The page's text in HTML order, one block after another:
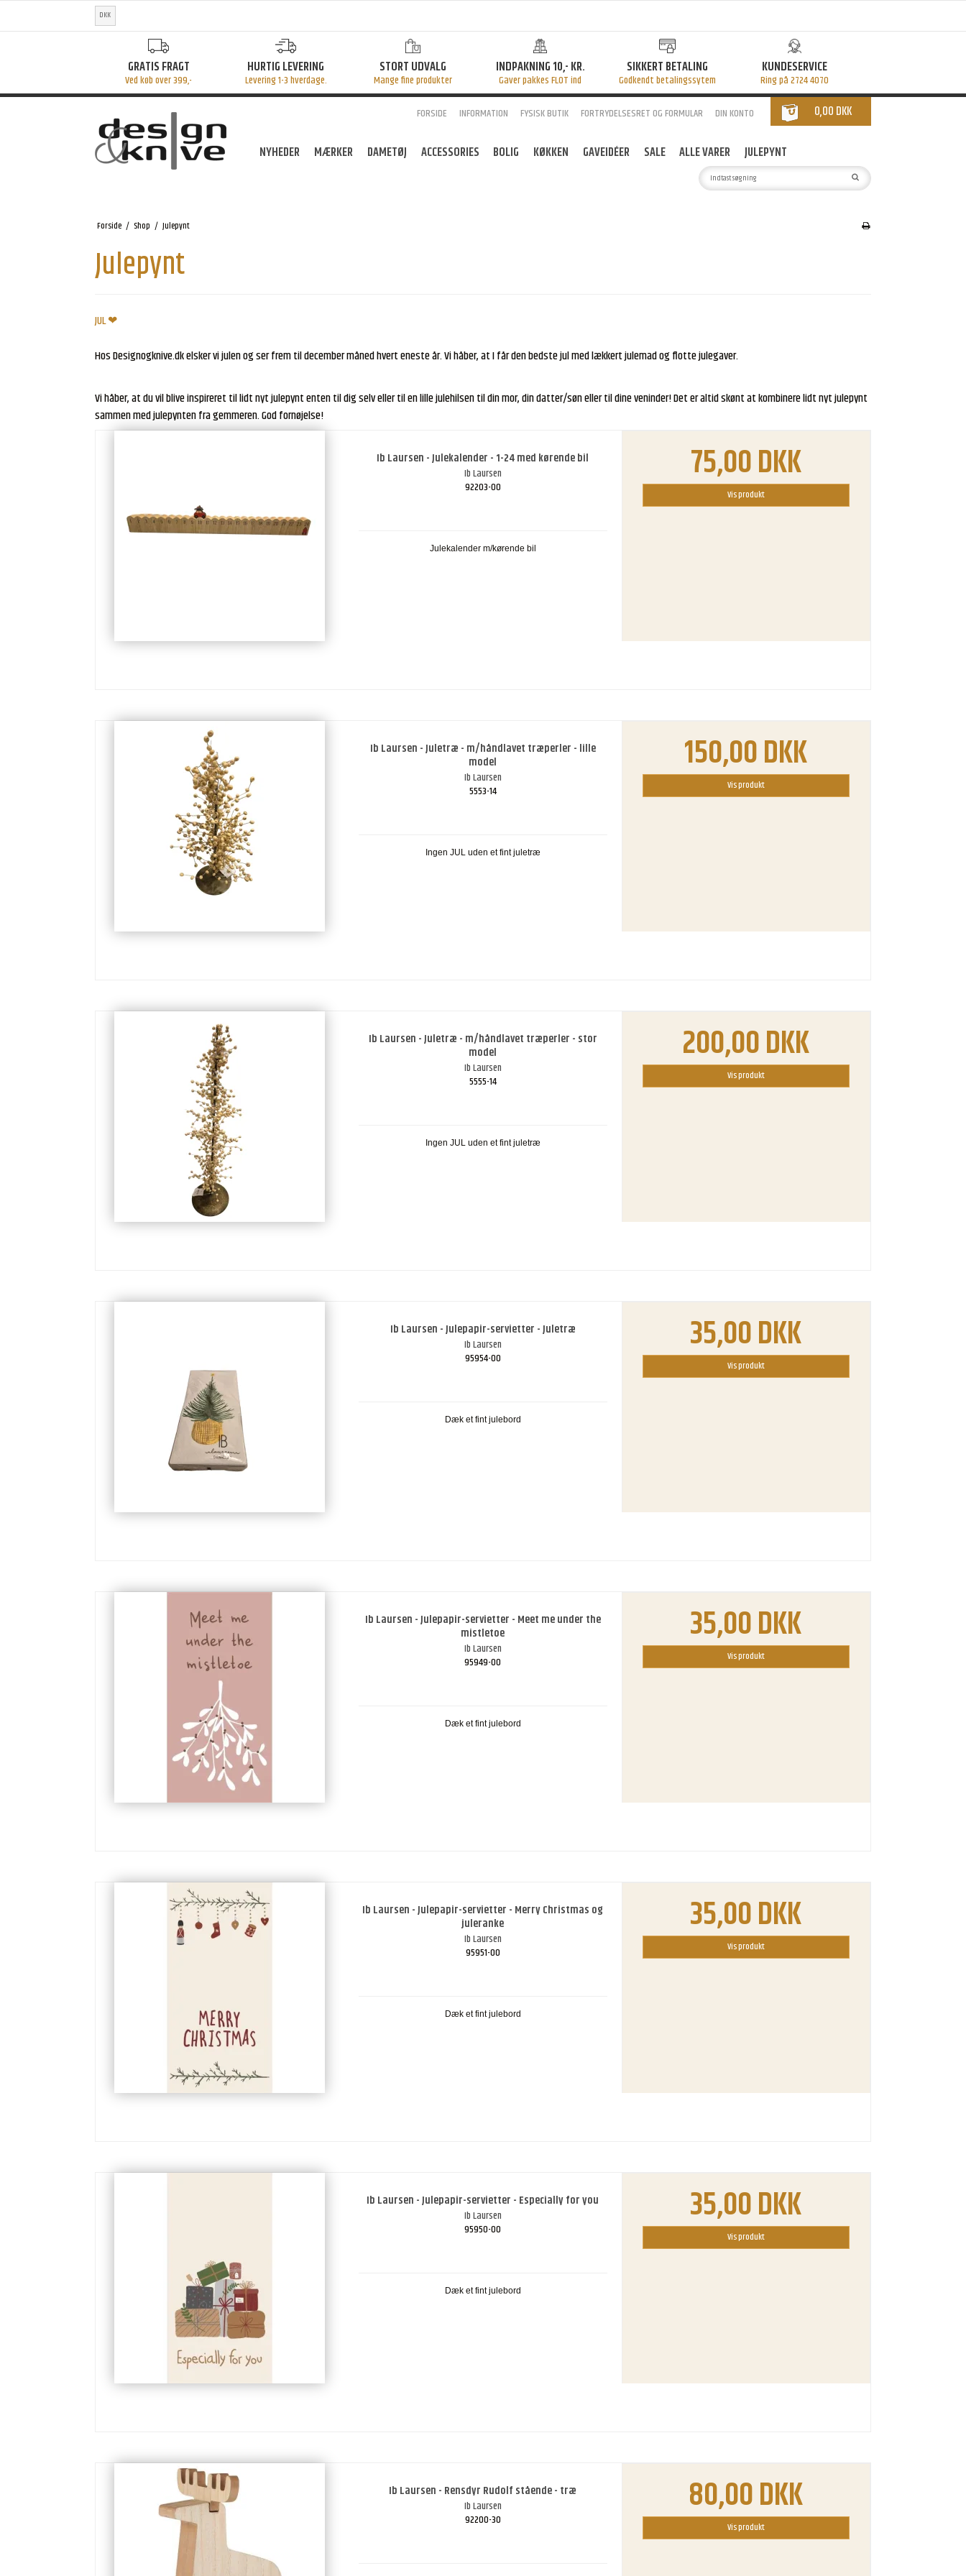
DKK
GRATIS FRAGT
Ved køb over 399,-
HURTIG LEVERING
Levering 1-3 hverdage.
STORT UDVALG
Mange fine produkter
INDPAKNING 10,- KR.
Gaver pakkes FLOT ind
SIKKERT BETALING
Godkendt betalingssytem
KUNDESERVICE
Ring på 2724 4070
FORSIDE INFORMATION FYSISK BUTIK FORTRYDELSESRET OG FORMULAR DIN KONTO 0,00 DKK
NYHEDER MÆRKER DAMETØJ ACCESSORIES BOLIG KØKKEN GAVEIDÉER SALE ALLE VARER JULEPYNT
Forside / Shop / Julepynt
Julepynt
JUL ❤︎
Hos Designogknive.dk elsker vi julen og ser frem til december måned hvert eneste år. Vi håber, at I får den bedste jul med lækkert julemad og flotte julegaver.
Vi håber, at du vil blive inspireret til lidt nyt julepynt enten til dig selv eller til en lille julehilsen til din mor, din datter/søn eller til dine veninder! Det er altid skønt at kombinere lidt nyt julepynt
sammen med julepynten fra gemmeren. God fornøjelse!
Ib Laursen - Julekalender - 1-24 med kørende bil
Ib Laursen
92203-00
Julekalender m/kørende bil
75,00 DKK
Vis produkt
Ib Laursen - Juletræ - m/håndlavet træperler - lille
model
Ib Laursen
5553-14
Ingen JUL uden et fint juletræ
150,00 DKK
Vis produkt
Ib Laursen - Juletræ - m/håndlavet træperler - stor
model
Ib Laursen
5555-14
Ingen JUL uden et fint juletræ
200,00 DKK
Vis produkt
Ib Laursen - Julepapir-servietter - Juletræ
Ib Laursen
95954-00
Dæk et fint julebord
35,00 DKK
Vis produkt
Ib Laursen - Julepapir-servietter - Meet me under the
mistletoe
Ib Laursen
95949-00
Dæk et fint julebord
35,00 DKK
Vis produkt
Ib Laursen - Julepapir-servietter - Merry Christmas og
juleranke
Ib Laursen
95951-00
Dæk et fint julebord
35,00 DKK
Vis produkt
Ib Laursen - Julepapir-servietter - Especially for you
Ib Laursen
95950-00
Dæk et fint julebord
35,00 DKK
Vis produkt
Ib Laursen - Rensdyr Rudolf stående - træ
Ib Laursen
92200-30
80,00 DKK
Vis produkt